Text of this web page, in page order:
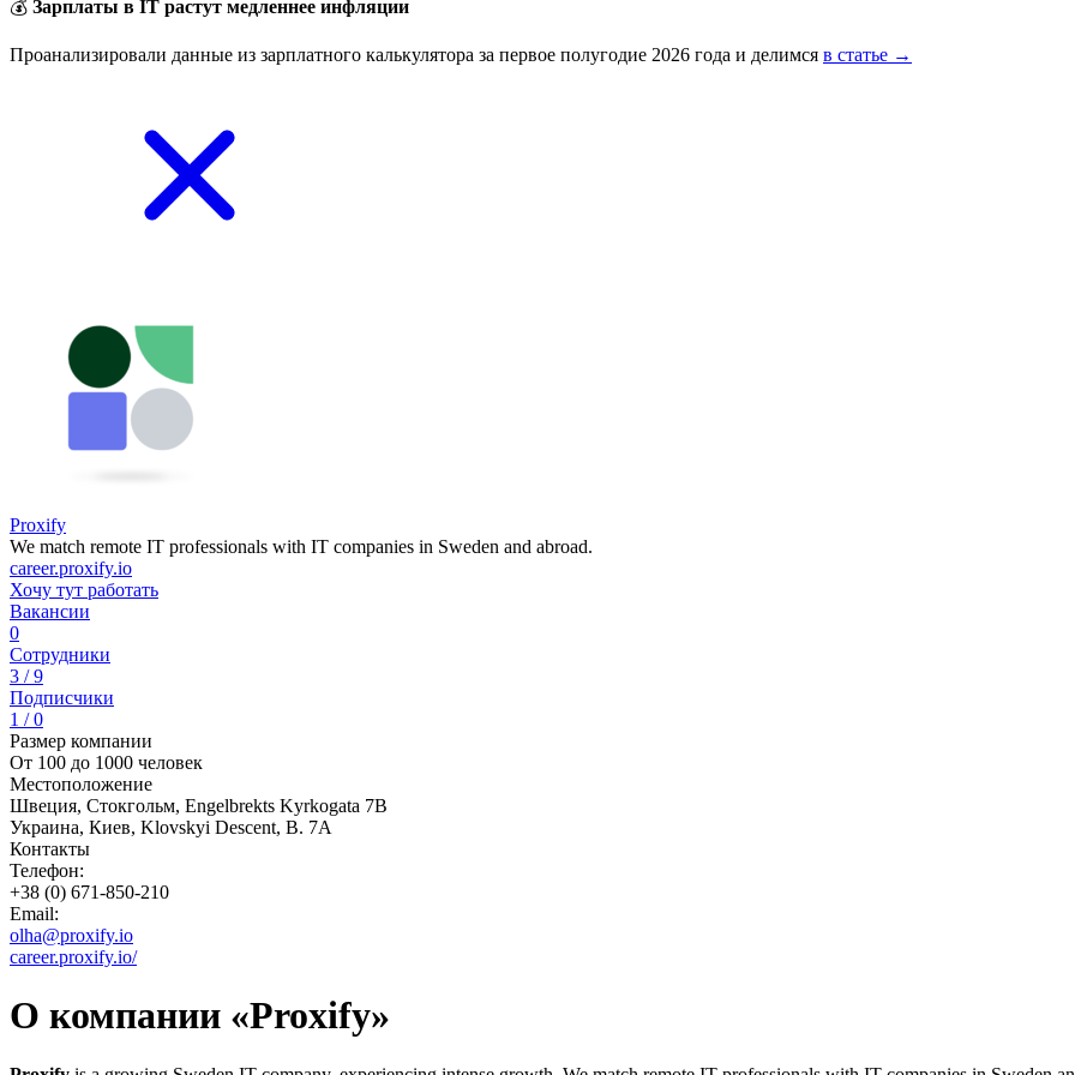
💰 Зарплаты в IT растут медленнее инфляции
Проанализировали данные из зарплатного калькулятора за первое полугодие 2026 года и делимся в статье →
Proxify
We match remote IT professionals with IT companies in Sweden and abroad.
career.proxify.io
Хочу тут работать
Вакансии
0
Сотрудники
3 / 9
Подписчики
1 / 0
Размер компании
От 100 до 1000 человек
Местоположение
Швеция, Стокгольм, Engelbrekts Kyrkogata 7B
Украина, Киев, Klovskyi Descent, B. 7A
Контакты
Телефон:
+38 (0) 671-850-210
Email:
olha@proxify.io
career.proxify.io/
О компании «Proxify»